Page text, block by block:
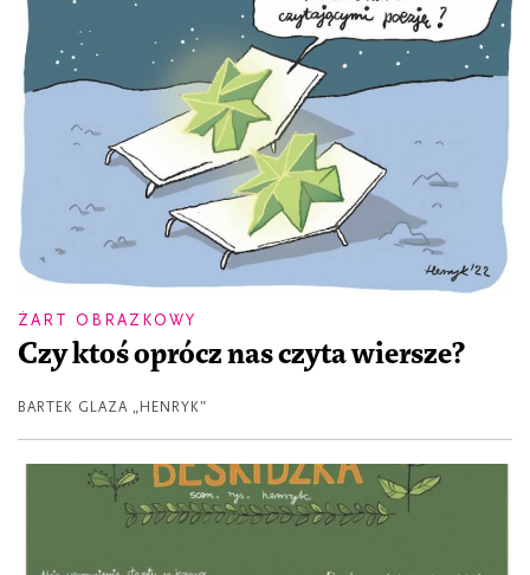
ŻART OBRAZKOWY
Czy ktoś oprócz nas czyta wiersze?
BARTEK GLAZA „HENRYK”